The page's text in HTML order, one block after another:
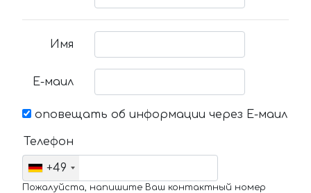
Имя
Е-маил
оповещать об информации через Е-маил
Телефон
+49
Пожалуйста, напишите Ваш контактный номер